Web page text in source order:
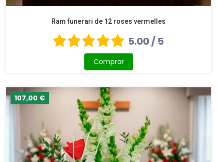
Ram funerari de 12 roses vermelles
5.00 / 5
Comprar
107,00 €